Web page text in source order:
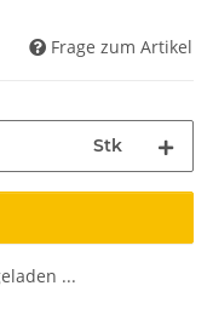
Frage zum Artikel
Stk
...